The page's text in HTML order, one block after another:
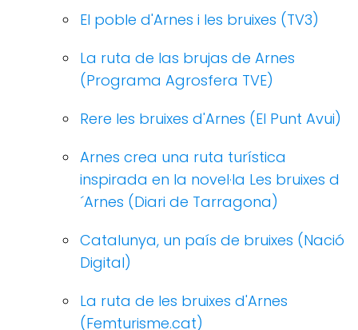
El poble d'Arnes i les bruixes (TV3)
La ruta de las brujas de Arnes
(Programa Agrosfera TVE)
Rere les bruixes d'Arnes (El Punt Avui)
Arnes crea una ruta turística
inspirada en la novel·la Les bruixes d
´Arnes (Diari de Tarragona)
Catalunya, un país de bruixes (Nació
Digital)
La ruta de les bruixes d'Arnes
(Femturisme.cat)